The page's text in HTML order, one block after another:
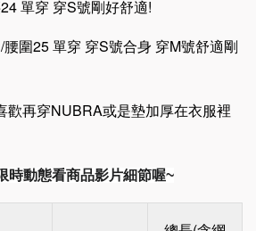
單穿 穿S號剛好舒適!
圍25 單穿 穿S號合身 穿M號舒適剛
歡再穿NUBRA或是墊加厚在衣服裡
時動態看商品影片細節喔~